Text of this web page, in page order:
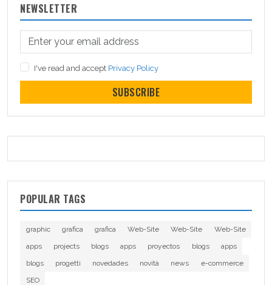
NEWSLETTER
I've read and accept Privacy Policy
SUBSCRIBE
POPULAR TAGS
graphic grafica grafica Web-Site Web-Site
Web-Site
apps
projects blogs apps proyectos blogs
apps
blogs
progetti novedades novità news
e-commerce
SEO